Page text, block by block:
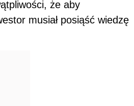
że aby
musiał posiąść wiedzę